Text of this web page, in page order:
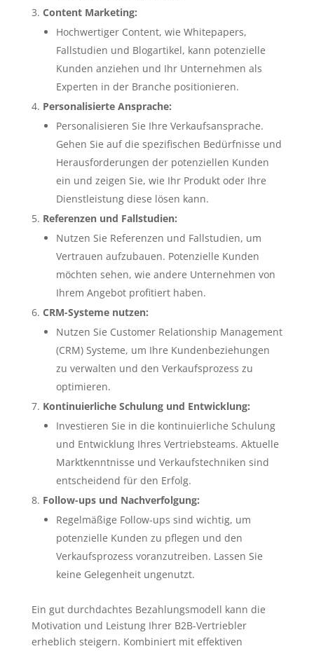
Content Marketing:
Hochwertiger Content, wie Whitepapers,
Fallstudien und Blogartikel, kann potenzielle
Kunden anziehen und Ihr Unternehmen als
Experten in der Branche positionieren.
Personalisierte Ansprache:
Personalisieren Sie Ihre Verkaufsansprache.
Gehen Sie auf die spezifischen Bedürfnisse und
Herausforderungen der potenziellen Kunden
ein und zeigen Sie, wie Ihr Produkt oder Ihre
Dienstleistung diese lösen kann.
Referenzen und Fallstudien:
Nutzen Sie Referenzen und Fallstudien, um
Vertrauen aufzubauen. Potenzielle Kunden
möchten sehen, wie andere Unternehmen von
Ihrem Angebot profitiert haben.
CRM-Systeme nutzen:
Nutzen Sie Customer Relationship Management
(CRM) Systeme, um Ihre Kundenbeziehungen
zu verwalten und den Verkaufsprozess zu
optimieren.
Kontinuierliche Schulung und Entwicklung:
Investieren Sie in die kontinuierliche Schulung
und Entwicklung Ihres Vertriebsteams. Aktuelle
Marktkenntnisse und Verkaufstechniken sind
entscheidend für den Erfolg.
Follow-ups und Nachverfolgung:
Regelmäßige Follow-ups sind wichtig, um
potenzielle Kunden zu pflegen und den
Verkaufsprozess voranzutreiben. Lassen Sie
keine Gelegenheit ungenutzt.
Ein gut durchdachtes Bezahlungsmodell kann die
Motivation und Leistung Ihrer B2B-Vertriebler
erheblich steigern. Kombiniert mit effektiven